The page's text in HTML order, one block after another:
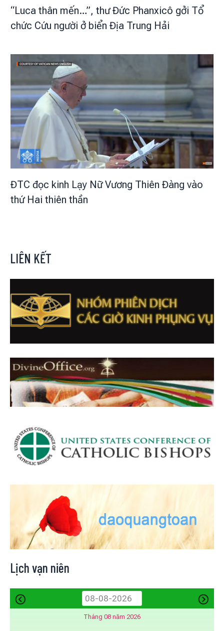
“Luca thân mến…”, thư Đức Phanxicô gởi Tổ
chức Cứu người ở biển Địa Trung Hải
ĐTC đọc kinh Lạy Nữ Vương Thiên Đàng vào
thứ Hai thiên thần
LIÊN KẾT
Lịch vạn niên
Tháng 08 năm 2026